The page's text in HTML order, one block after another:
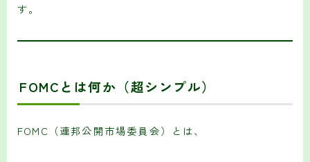
す。
FOMCとは何か（超シンプル）
FOMC（連邦公開市場委員会）とは、